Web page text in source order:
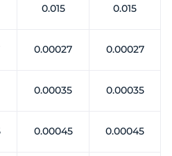
0.015 0.015
0.00027 0.00027
0.00035 0.00035
0.00045 0.00045